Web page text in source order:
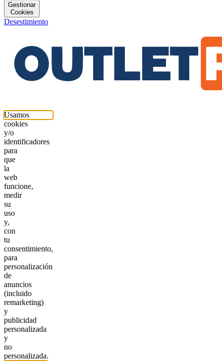
Gestionar
Cookies
Desestimiento
Usamos
cookies
y/o
identificadores
para
que
la
web
funcione,
medir
su
uso
y,
con
tu
consentimiento,
para
personalización
de
anuncios
(incluido
remarketing)
y
publicidad
personalizada
y
no
personalizada.